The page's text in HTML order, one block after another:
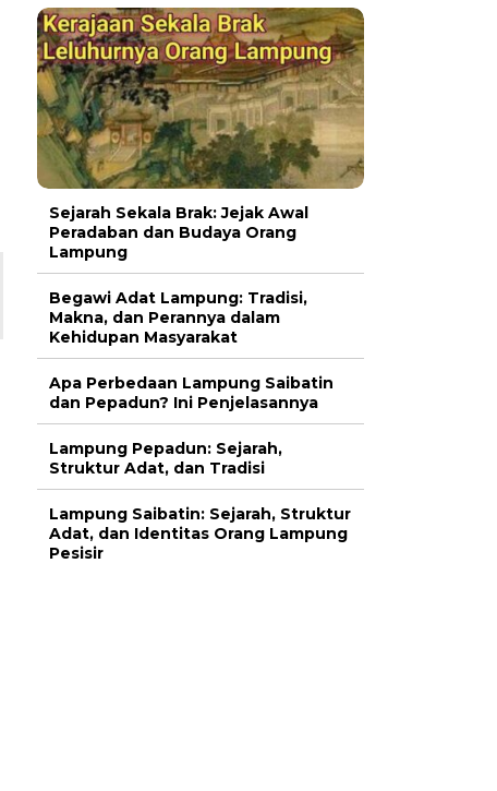
Sejarah Sekala Brak: Jejak Awal
Peradaban dan Budaya Orang
Lampung
Begawi Adat Lampung: Tradisi,
Makna, dan Perannya dalam
Kehidupan Masyarakat
Apa Perbedaan Lampung Saibatin
dan Pepadun? Ini Penjelasannya
Lampung Pepadun: Sejarah,
Struktur Adat, dan Tradisi
Lampung Saibatin: Sejarah, Struktur
Adat, dan Identitas Orang Lampung
Pesisir